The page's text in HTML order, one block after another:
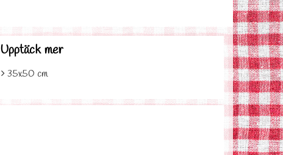
Upptäck mer
35x50 cm